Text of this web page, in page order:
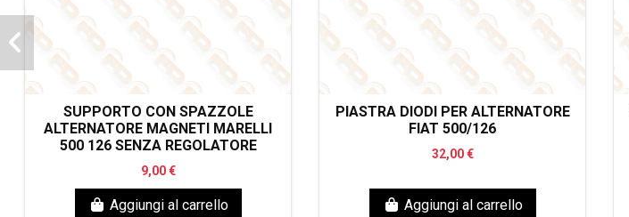
SUPPORTO CON SPAZZOLE
ALTERNATORE MAGNETI MARELLI
500 126 SENZA REGOLATORE
9,00 €
Aggiungi al carrello
PIASTRA DIODI PER ALTERNATORE
FIAT 500/126
32,00 €
Aggiungi al carrello